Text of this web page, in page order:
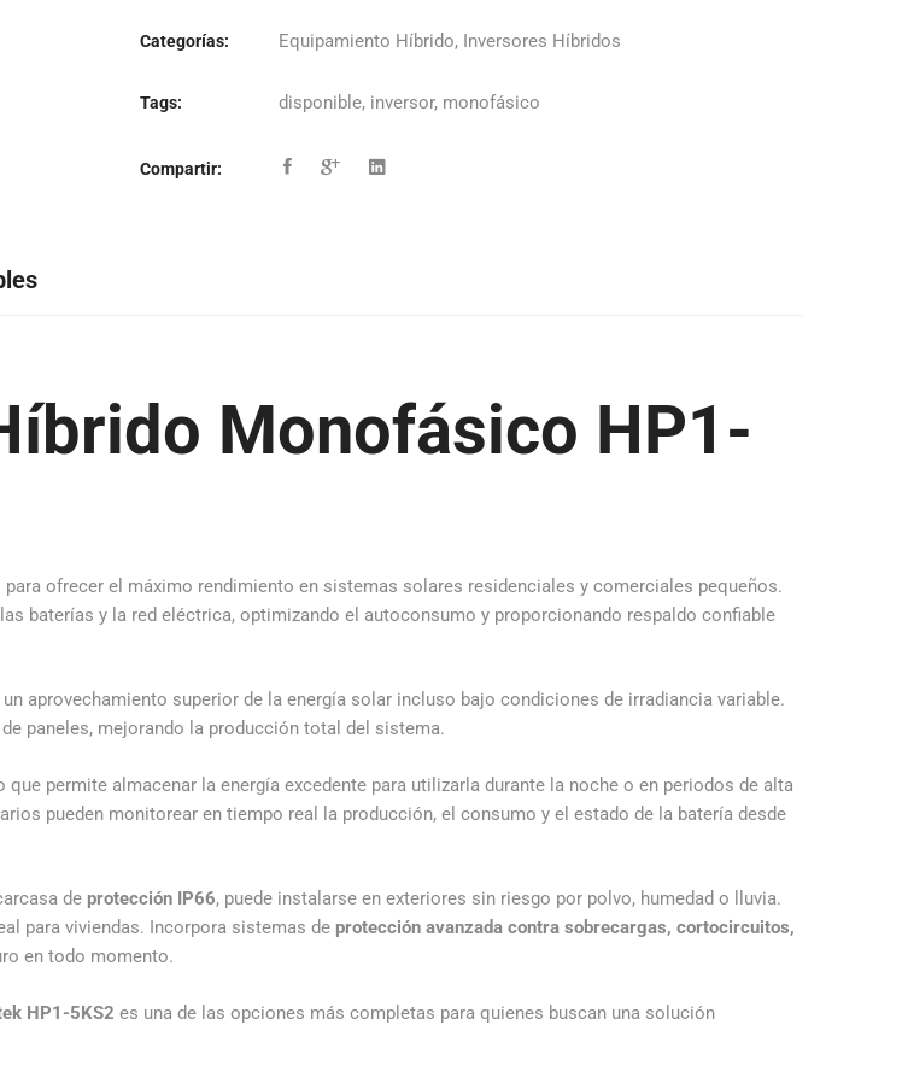
Categorías: Equipamiento Híbrido, Inversores Híbridos
Tags: disponible, inversor, monofásico
Compartir:
Monofásico HP1-
para ofrecer el máximo rendimiento en sistemas solares residenciales y comerciales pequeños.
baterías y la red eléctrica, optimizando el autoconsumo y proporcionando respaldo confiable
un aprovechamiento superior de la energía solar incluso bajo condiciones de irradiancia variable.
paneles, mejorando la producción total del sistema.
que permite almacenar la energía excedente para utilizarla durante la noche o en periodos de alta
pueden monitorear en tiempo real la producción, el consumo y el estado de la batería desde
de protección IP66, puede instalarse en exteriores sin riesgo por polvo, humedad o lluvia.
para viviendas. Incorpora sistemas de protección avanzada contra sobrecargas, cortocircuitos,
en todo momento.
HP1-5KS2 es una de las opciones más completas para quienes buscan una solución